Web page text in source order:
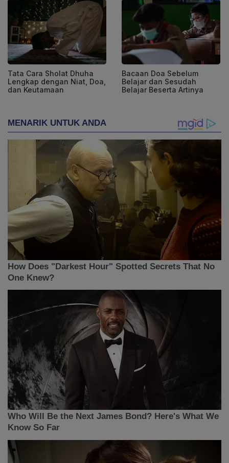
Tata Cara Sholat Dhuha
Lengkap dengan Niat, Doa,
dan Keutamaan
Bacaan Doa Sebelum
Belajar dan Sesudah
Belajar Beserta Artinya